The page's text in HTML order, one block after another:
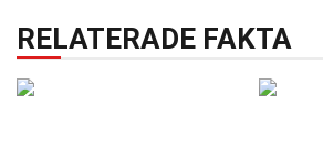
RELATERADE FAKTA